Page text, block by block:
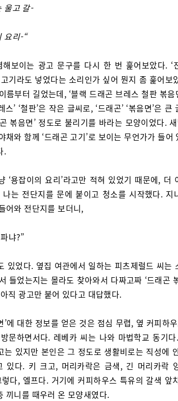
울고 갈-
요리-“
해보이는 광고 문구를 다시 한 번 훑어보았다. ‘
기라도 넣었다는 소리인가 싶어 뭔지 좀 훑어보
름부터 길었는데, ‘블랙 드래곤 브레스 철판 볶음
스’ ‘철판’은 작은 글씨로, ‘드래곤’ ‘볶음면’은
볶음면’ 정도로 불리기를 바라는 모양이었다.
채와 함께 ‘드래곤 고기’로 보이는 무언가가 들어
.
‘용잡이의 요리’라고만 적혀 있었기 때문에, 더
는 전단지를 문에 붙이고 청소를 시작했다. 지
어와 전단지를 보더니,
냐?”
있었다. 옆집 여관에서 일하는 피츠제럴드 씨는
들었는지는 몰라도 찾아와서 다짜고짜 ‘드래곤
직 광고만 붙어 있다고 대답했다.
’에 대한 정보를 얻은 것은 점심 무렵, 옆 커피하
문하면서다. 레베카 씨는 나와 마법학교 동기
는 있지만 본인은 그 정도로 생활비로는 직성에
있다. 키 크고, 머리카락은 금색, 긴 머리카락
다, 엘프다. 거기에 커피하우스 특유의 갈색 앞
끼니를 때우러 온 모양새였다.